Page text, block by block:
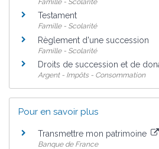
Testament
Famille - Scolarité
Règlement d'une succession
Famille - Scolarité
Droits de succession et de
Argent - Impôts - Consommation
Pour en savoir plus
Transmettre mon patrimoine
Banque de France